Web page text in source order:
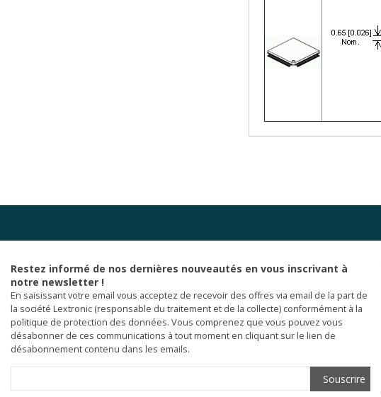
Restez informé de nos dernières nouveautés en vous inscrivant à
notre newsletter !
En saisissant votre email vous acceptez de recevoir des offres via email de la part de
la société Lextronic (responsable du traitement et de la collecte) conformément à la
politique de protection des données. Vous comprenez que vous pouvez vous
désabonner de ces communications à tout moment en cliquant sur le lien de
désabonnement contenu dans les emails.